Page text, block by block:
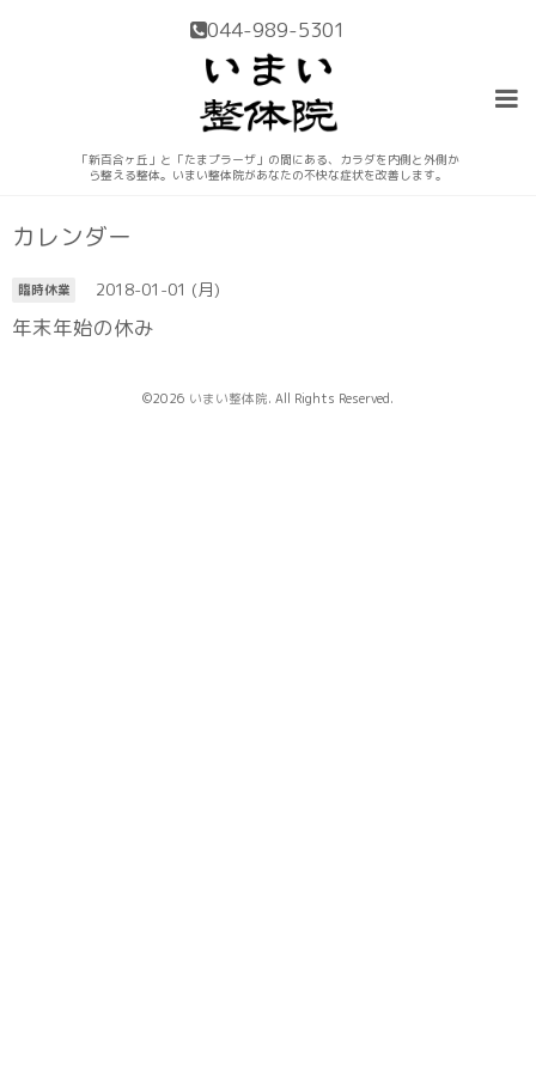
044-989-5301
「新百合ヶ丘」と「たまプラーザ」の間にある、カラダを内側と外側か
ら整える整体。いまい整体院があなたの不快な症状を改善します。
カレンダー
臨時休業 2018-01-01 (月)
年末年始の休み
©2026 いまい整体院. All Rights Reserved.